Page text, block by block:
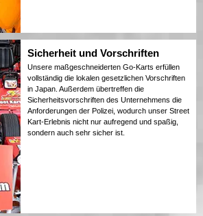
Sicherheit und Vorschriften
Unsere maßgeschneiderten Go-Karts erfüllen
vollständig die lokalen gesetzlichen Vorschriften
in Japan. Außerdem übertreffen die
Sicherheitsvorschriften des Unternehmens die
Anforderungen der Polizei, wodurch unser Street
Kart-Erlebnis nicht nur aufregend und spaßig,
sondern auch sehr sicher ist.